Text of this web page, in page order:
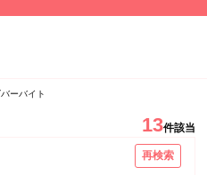
ーバイト
13件該当
再検索